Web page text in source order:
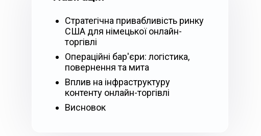
Стратегічна привабливість ринку
США для німецької онлайн-
торгівлі
Операційні бар'єри: логістика,
повернення та мита
Вплив на інфраструктуру
контенту онлайн-торгівлі
Висновок